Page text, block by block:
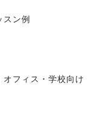
ン例
フィス・学校向け